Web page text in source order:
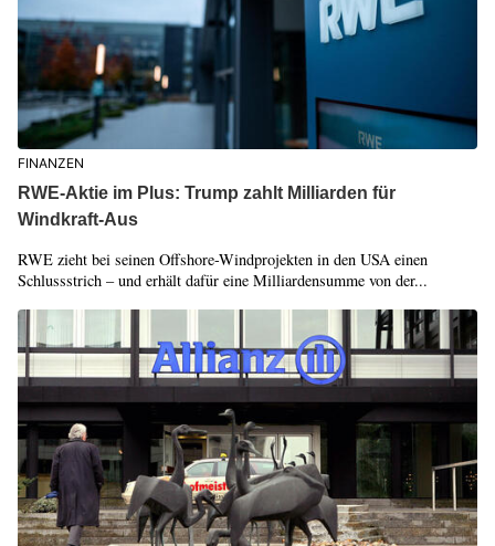
FINANZEN
RWE-Aktie im Plus: Trump zahlt Milliarden für
Windkraft-Aus
RWE zieht bei seinen Offshore-Windprojekten in den USA einen
Schlussstrich – und erhält dafür eine Milliardensumme von der...